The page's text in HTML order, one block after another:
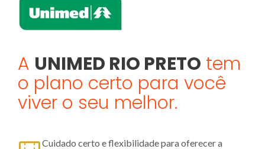
A UNIMED RIO PRETO tem
o plano certo para você
viver o seu melhor.
Cuidado certo e flexibilidade para oferecer a